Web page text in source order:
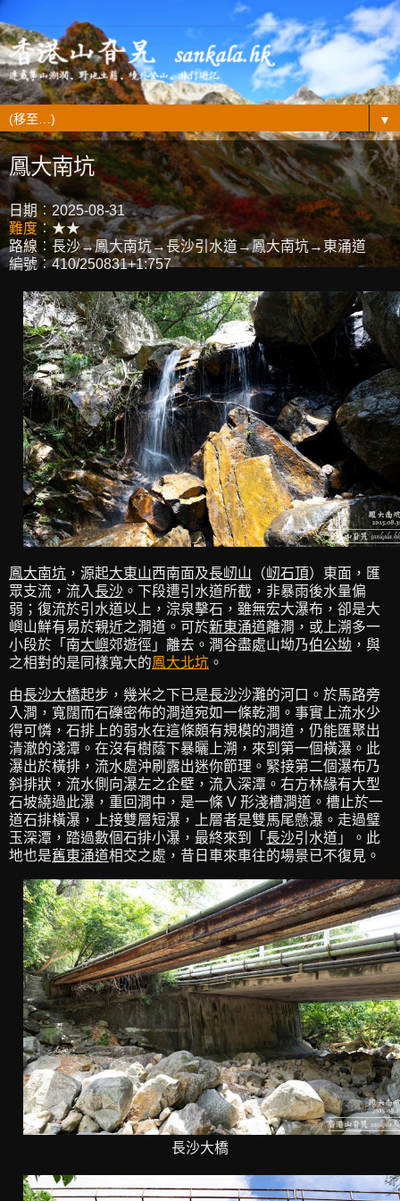
▼
鳳大南坑
日期︰2025-08-31
難度 ︰★★
路線︰長沙→鳳大南坑→長沙引水道→鳳大南坑→東涌道
編號︰410/250831+1:757
鳳大南坑 ，源起大東山西南面及長屻山 （屻石頂）東面，匯
眾支流，流入長沙 。下段遭引水道所截，非暴雨後水量偏
弱；復流於引水道以上，淙泉擊石，雖無宏大瀑布，卻是大
嶼山鮮有易於親近之澗道。可於新東涌道離澗，或上溯多一
小段於「南大嶼郊遊徑」離去。澗谷盡處山坳乃伯公坳 ，與
之相對的是同樣寬大的鳳大北坑 。
由長沙大橋起步，幾米之下已是長沙沙灘的河口。於馬路旁
入澗，寬闊而石礫密佈的澗道宛如一條乾澗。事實上流水少
得可憐，石排上的弱水在這條頗有規模的澗道，仍能匯聚出
清澈的淺潭。在沒有樹蔭下暴曬上溯，來到第一個橫瀑。此
瀑出於橫排，流水處沖刷露出迷你節理。緊接第二個瀑布乃
斜排狀，流水側向瀑左之企壁，流入深潭。右方林緣有大型
石坡繞過此瀑，重回澗中，是一條 V 形淺槽澗道。槽止於一
道石排橫瀑，上接雙層短瀑，上層者是雙馬尾懸瀑。走過璧
玉深潭，踏過數個石排小瀑，最終來到「 長沙引水道」。此
地也是舊東涌道相交之處，昔日車來車往的場景已不復見。
長沙大橋